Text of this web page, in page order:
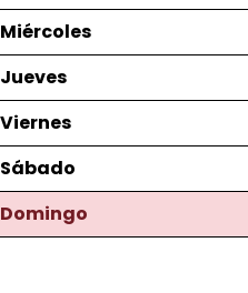
Miércoles
Jueves
Viernes
Sábado
Domingo